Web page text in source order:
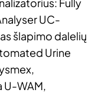
UC-
šlapimo dalelių
Urine
WAM,